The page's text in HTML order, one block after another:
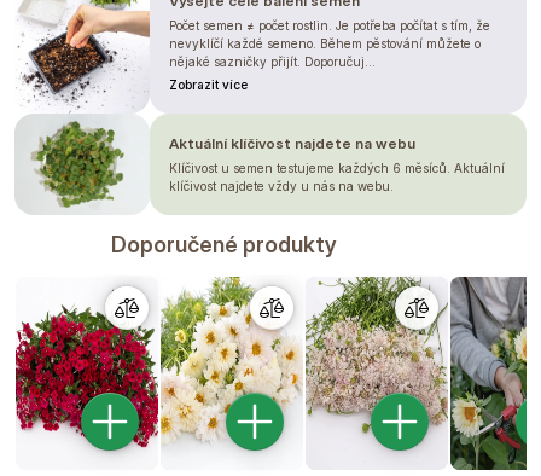
Počet semen ≠ počet rostlin. Je potřeba počítat s tím, že
nevyklíčí každé semeno. Během pěstování můžete o
nějaké sazničky přijít. Doporučuj...
Zobrazit více
Aktuální klíčivost najdete na webu
Klíčivost u semen testujeme každých 6 měsíců. Aktuální
klíčivost najdete vždy u nás na webu.
Doporučené produkty